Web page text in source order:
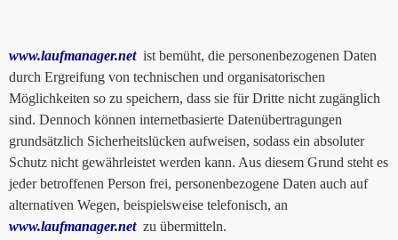
www.laufmanager.netist bemüht, die personenbezogenen Daten
durch Ergreifung von technischen und organisatorischen
Möglichkeiten so zu speichern, dass sie für Dritte nicht zugänglich
sind. Dennoch können internetbasierte Datenübertragungen
grundsätzlich Sicherheitslücken aufweisen, sodass ein absoluter
Schutz nicht gewährleistet werden kann. Aus diesem Grund steht es
jeder betroffenen Person frei, personenbezogene Daten auch auf
alternativen Wegen, beispielsweise telefonisch, an
www.laufmanager.netzu übermitteln.